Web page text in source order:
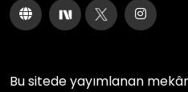
Bu sitede yayımlanan